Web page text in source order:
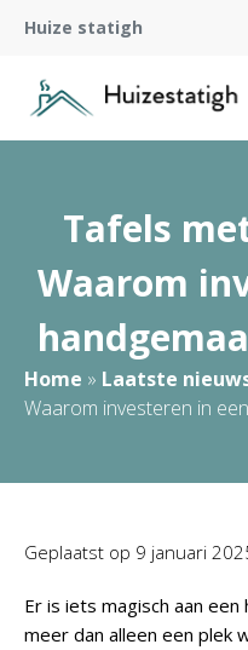
Huize statigh
Tafels
Waarom
Home » Laatste
Waarom investeren in
Geplaatst op 9 januari
Er is iets magisch aan
meer dan alleen een plek